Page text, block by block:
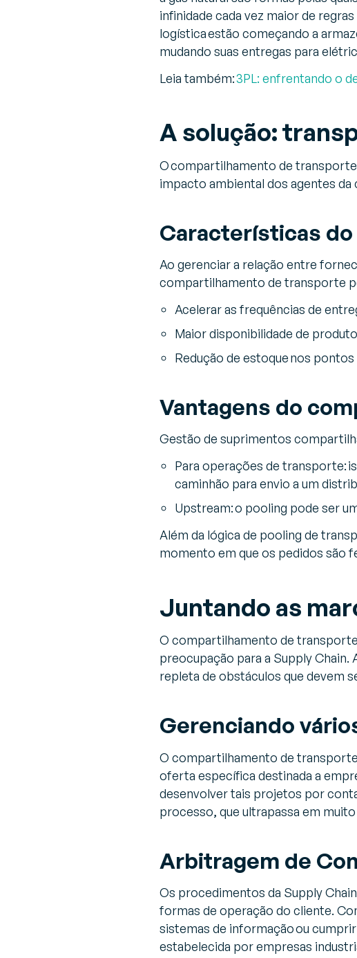
infinidade cada vez maior de
logística estão começando a
mudando suas entregas para
Leia também:3PL: enfrentando o
A solução:
O compartilhamento de
impacto ambiental dos agentes da
Características
Ao gerenciar a relação entre
compartilhamento de transporte
Acelerar as frequências de
Maior disponibilidade de
Redução de estoque nos pontos
Vantagens do
Gestão de suprimentos
Para operações de transporte:
caminhão para envio a um
Upstream: o pooling pode ser
Além da lógica de pooling de
momento em que os pedidos são
Juntando as
O compartilhamento de
preocupação para a Supply
repleta de obstáculos que devem
Gerenciando
O compartilhamento de
oferta específica destinada a
desenvolver tais projetos por
processo, que ultrapassa em
Arbitragem de
Os procedimentos da Supply
formas de operação do cliente.
sistemas de informação ou
estabelecida por empresas